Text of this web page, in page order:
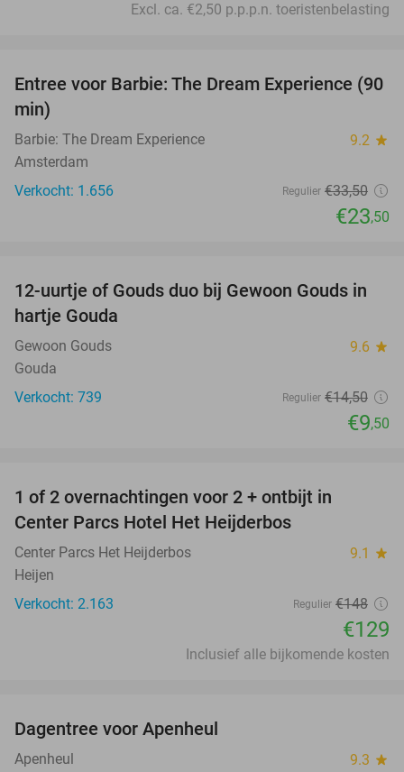
Excl. ca. €2,50 p.p.p.n. toeristenbelasting
30%
Entree voor Barbie: The Dream Experience (90
min)
Barbie: The Dream Experience 9.2 star
Amsterdam
Verkocht: 1.656
Regulier €33,50
€23,50
34%
12-uurtje of Gouds duo bij Gewoon Gouds in
hartje Gouda
Gewoon Gouds 9.6 star
Gouda
Verkocht: 739
Regulier €14,50
€9,50
1 of 2 overnachtingen voor 2 + ontbijt in
Center Parcs Hotel Het Heijderbos
Center Parcs Het Heijderbos 9.1 star
Heijen
Verkocht: 2.163
Regulier €148
€129
Inclusief alle bijkomende kosten
Dagentree voor Apenheul
Apenheul 9.3 star